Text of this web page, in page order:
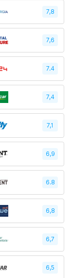
7,8
7,6
7.4
7,4
7,1
6,9
6.8
6,8
6,7
6,5